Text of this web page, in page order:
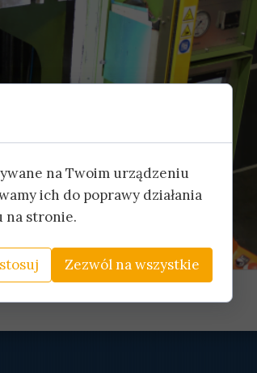
na Twoim urządzeniu
ich do poprawy działania
na stronie.
Zezwól na wszystkie